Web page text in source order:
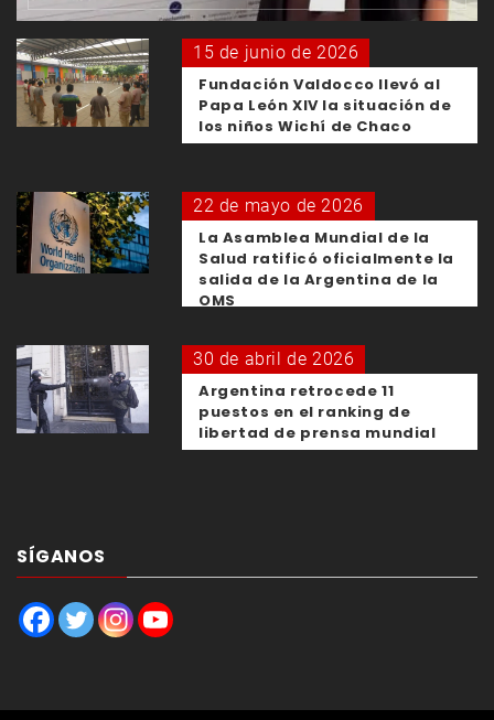
15 de junio de 2026
Fundación Valdocco llevó al
Papa León XIV la situación de
los niños Wichí de Chaco
22 de mayo de 2026
La Asamblea Mundial de la
Salud ratificó oficialmente la
salida de la Argentina de la
OMS
30 de abril de 2026
Argentina retrocede 11
puestos en el ranking de
libertad de prensa mundial
SÍGANOS